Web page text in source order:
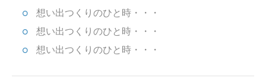
想い出つくりのひと時・・・
想い出つくりのひと時・・・
想い出つくりのひと時・・・